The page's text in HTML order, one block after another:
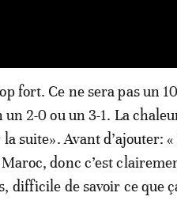
fort. Ce ne sera pas un
2-0 ou un 3-1. La
suite». Avant d’ajouter: «
donc c’est
difficile de savoir ce que